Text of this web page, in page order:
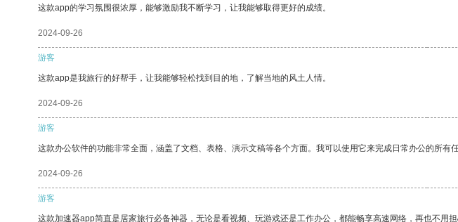
这款app的学习氛围很浓厚，能够激励我不断学习，让我能够取得更好的成绩。
2024-09-26
游客
这款app是我旅行的好帮手，让我能够轻松找到目的地，了解当地的风土人情。
2024-09-26
游客
这款办公软件的功能非常全面，涵盖了文档、表格、演示文稿等各个方面。我可以使用它来完成日常办公的所有任
2024-09-26
游客
这款加速器app简直是居家旅行必备神器，无论是看视频、玩游戏还是工作办公，都能畅享高速网络，再也不用